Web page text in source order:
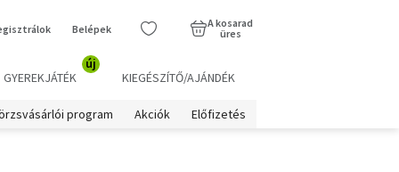
Belépek
A kosarad
üres
GYEREKJÁTÉK
új
KIEGÉSZÍTŐ/AJÁNDÉK
program Akciók Előfizetés